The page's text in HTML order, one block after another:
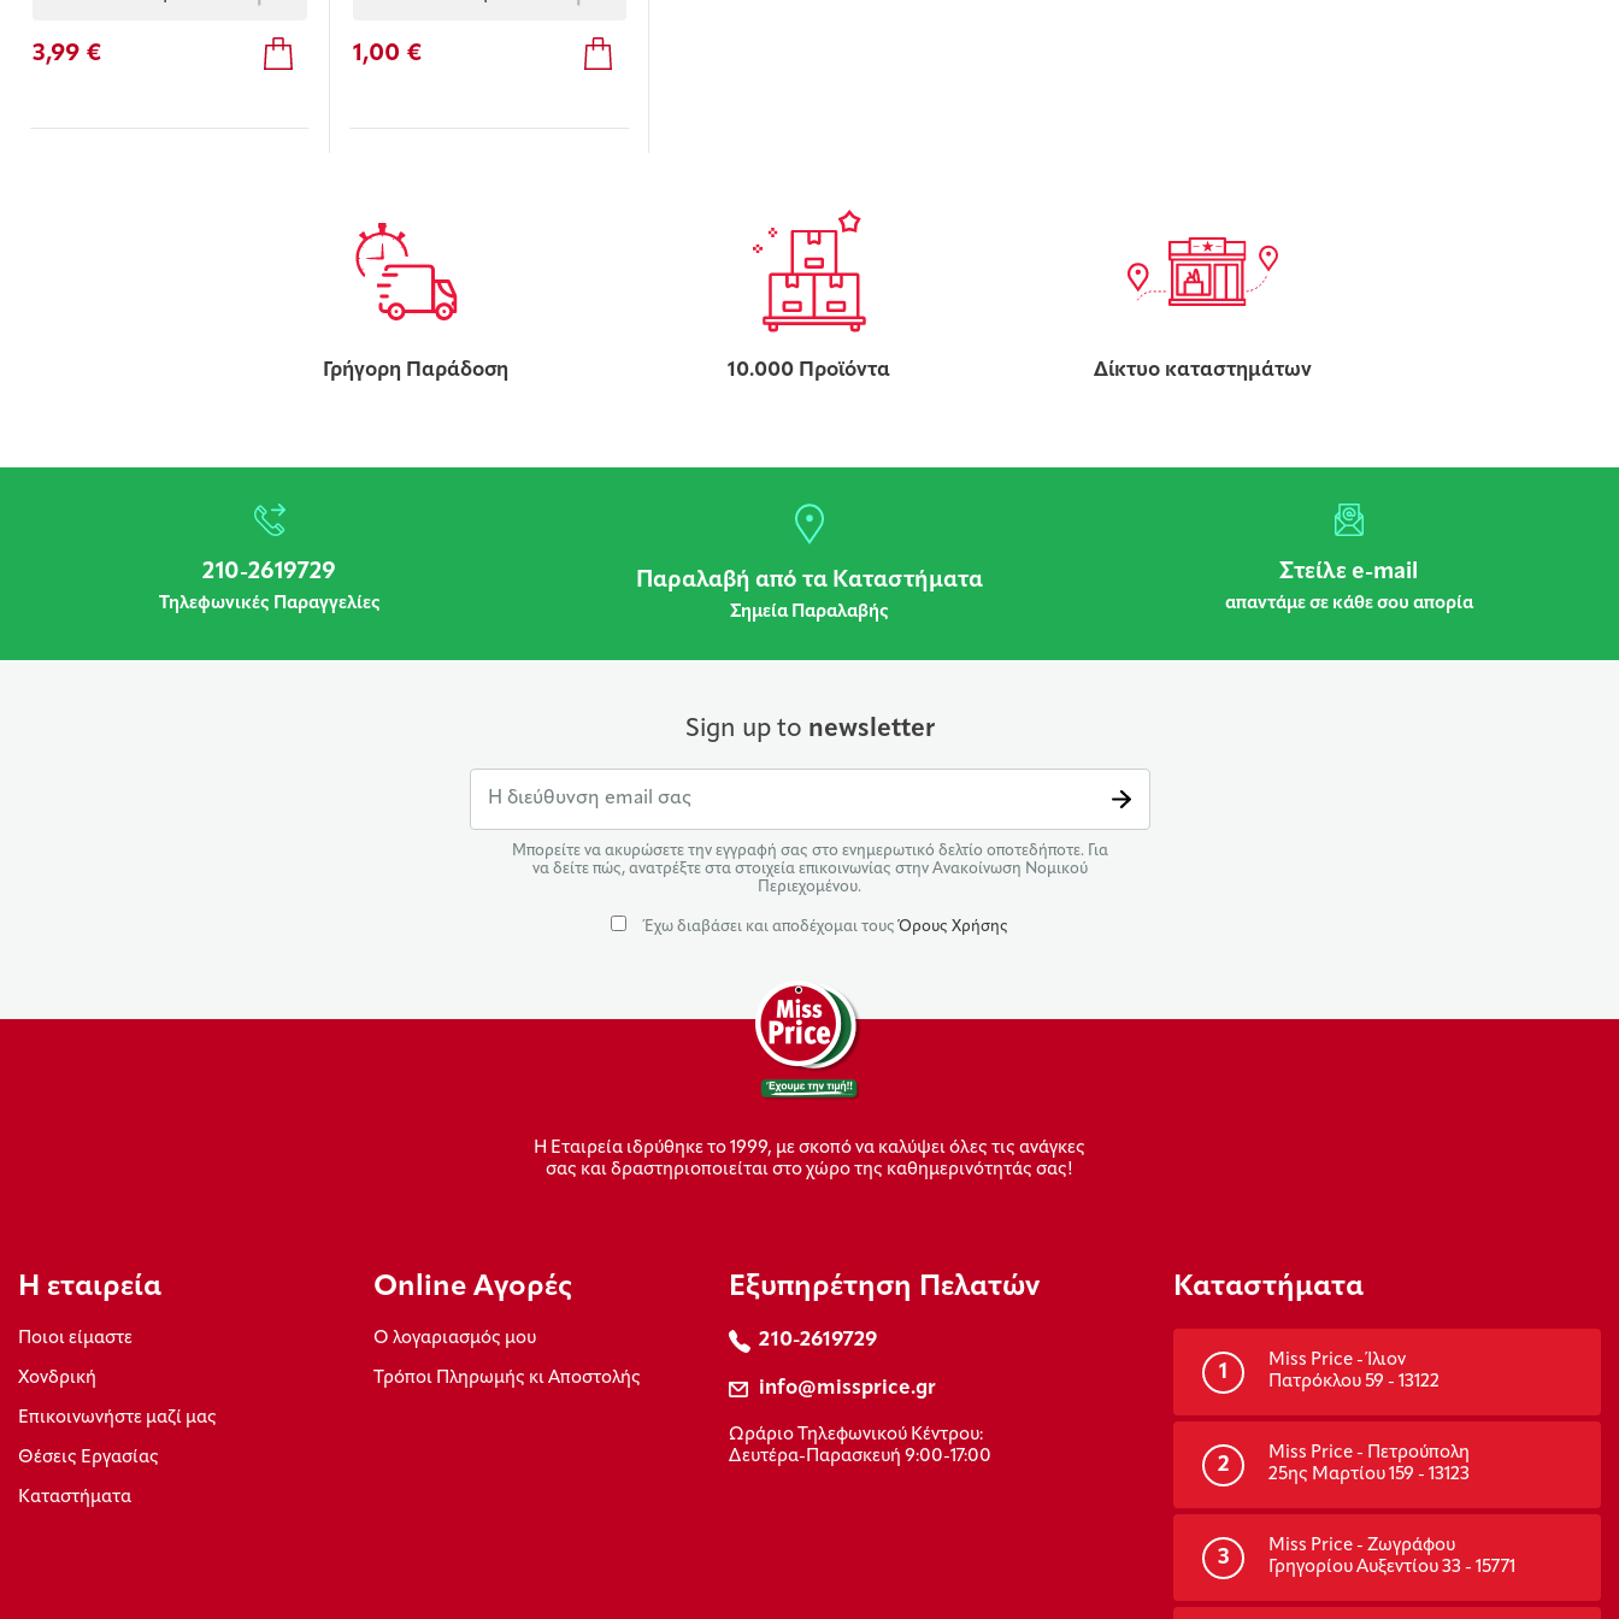
3,99 € 1,00 €
Γρήγορη Παράδοση 10.000 Προϊόντα Δίκτυο καταστημάτων
210-2619729
Τηλεφωνικές Παραγγελίες
Παραλαβή από τα Καταστήματα
Σημεία Παραλαβής
Στείλε e-mail
απαντάμε σε κάθε σου απορία
Sign up to newsletter
Μπορείτε να ακυρώσετε την εγγραφή σας στο ενημερωτικό δελτίο οποτεδήποτε. Για
να δείτε πώς, ανατρέξτε στα στοιχεία επικοινωνίας στην Ανακοίνωση Νομικού
Περιεχομένου.
Έχω διαβάσει και αποδέχομαι τουςΌρους Χρήσης
Η Εταιρεία ιδρύθηκε το 1999, με σκοπό να καλύψει όλες τις ανάγκες
σας και δραστηριοποιείται στο χώρο της καθημερινότητάς σας!
Η εταιρεία
Ποιοι είμαστε
Xονδρική
Επικοινωνήστε μαζί μας
Θέσεις Εργασίας
Καταστήματα
Οnline Αγορές
Ο λογαριασμός μου
Τρόποι Πληρωμής κι Αποστολής
Εξυπηρέτηση Πελατών
210-2619729
info@missprice.gr
Ωράριο Τηλεφωνικού Κέντρου:
Δευτέρα-Παρασκευή 9:00-17:00
Καταστήματα
1
Miss Price - Ίλιον
Πατρόκλου 59 - 13122
2
Miss Price - Πετρούπολη
25ης Μαρτίου 159 - 13123
3
Miss Price - Ζωγράφου
Γρηγορίου Αυξεντίου 33 - 15771